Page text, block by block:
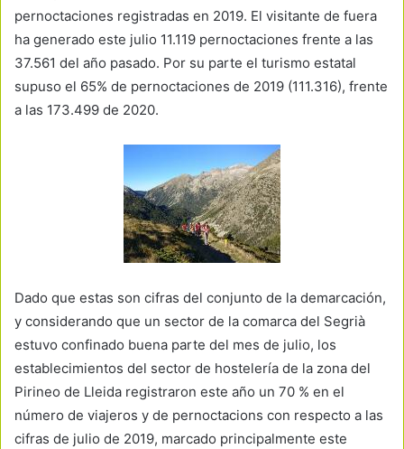
pernoctaciones registradas en 2019. El visitante de fuera
ha generado este julio 11.119 pernoctaciones frente a las
37.561 del año pasado. Por su parte el turismo estatal
supuso el 65% de pernoctaciones de 2019 (111.316), frente
a las 173.499 de 2020.
Dado que estas son cifras del conjunto de la demarcación,
y considerando que un sector de la comarca del Segrià
estuvo confinado buena parte del mes de julio, los
establecimientos del sector de hostelería de la zona del
Pirineo de Lleida registraron este año un 70 % en el
número de viajeros y de pernoctacions con respecto a las
cifras de julio de 2019, marcado principalmente este